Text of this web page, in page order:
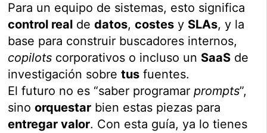
Para un equipo de sistemas, esto significa
control real dedatos,costes y SLAs, y la
base para construir buscadores internos,
copilots corporativos o incluso un SaaS de
investigación sobretus fuentes.
El futuro no es “saber programarprompts”,
sinoorquestar bien estas piezas para
entregar valor. Con esta guía, ya lo tienes